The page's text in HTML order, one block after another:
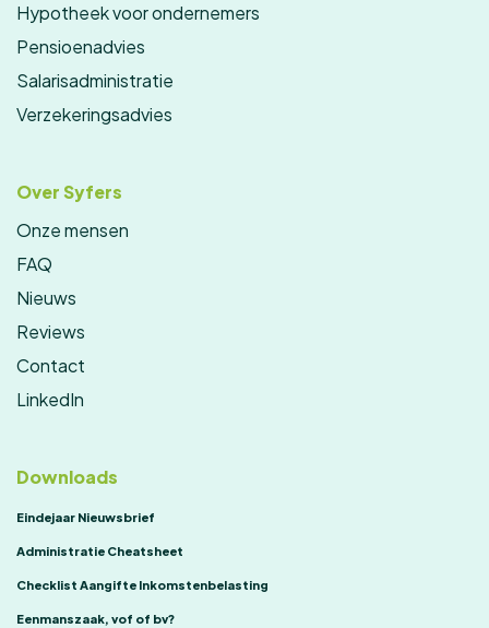
Hypotheek voor ondernemers
Pensioenadvies
Salarisadministratie
Verzekeringsadvies
Over Syfers
Onze mensen
FAQ
Nieuws
Reviews
Contact
LinkedIn
Downloads
Eindejaar Nieuwsbrief
Administratie Cheatsheet
Checklist Aangifte Inkomstenbelasting
Eenmanszaak, vof of bv?